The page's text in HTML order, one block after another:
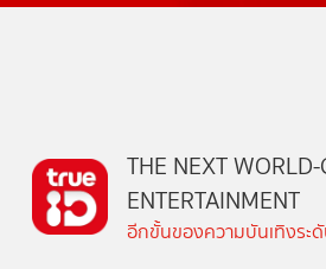
THE NEXT
ENTERTAINMENT
อีกขั้นของความบันเทิงระ